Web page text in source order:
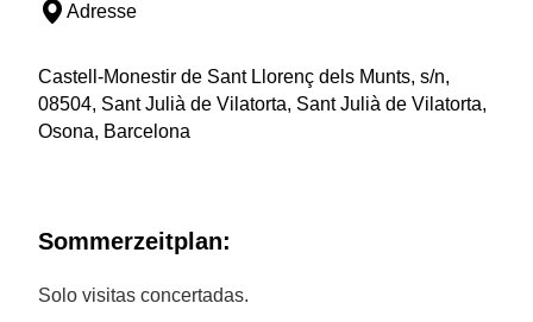
Adresse
Castell-Monestir de Sant Llorenç dels Munts, s/n,
08504, Sant Julià de Vilatorta, Sant Julià de Vilatorta,
Osona, Barcelona
Sommerzeitplan:
Solo visitas concertadas.